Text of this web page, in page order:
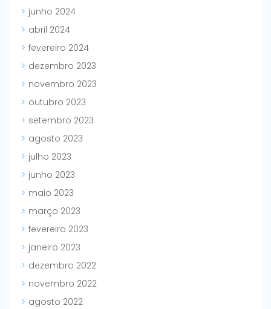
junho 2024
abril 2024
fevereiro 2024
dezembro 2023
novembro 2023
outubro 2023
setembro 2023
agosto 2023
julho 2023
junho 2023
maio 2023
março 2023
fevereiro 2023
janeiro 2023
dezembro 2022
novembro 2022
agosto 2022